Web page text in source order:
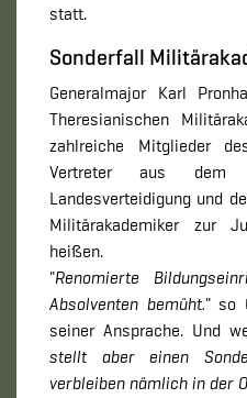
statt.
Sonderfall
Generalmajor Karl
Theresianischen
zahlreiche Mitglieder
Vertreter aus dem
Landesverteidigung und
Militärakademiker zur
heißen.
"Renomierte
Absolventen bemüht." so
seiner Ansprache. Und
stellt aber einen
verbleiben nämlich in der